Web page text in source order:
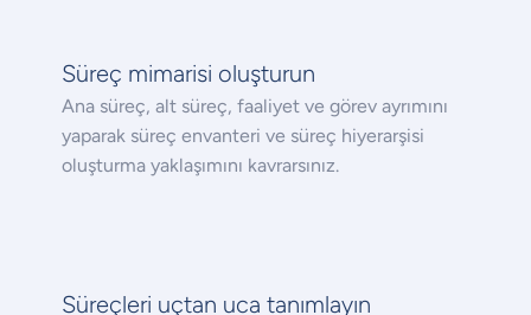
Süreç mimarisi oluşturun
Ana süreç, alt süreç, faaliyet ve görev ayrımını
yaparak süreç envanteri ve süreç hiyerarşisi
oluşturma yaklaşımını kavrarsınız.
Süreçleri uçtan uca tanımlayın